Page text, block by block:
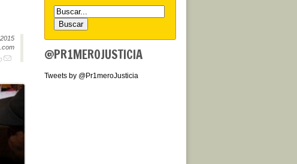
@PR1MEROJUSTICIA
Tweets by @Pr1meroJusticia